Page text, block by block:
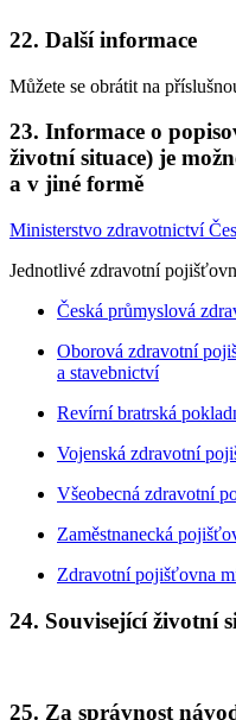
22. Další informace
Můžete se obrátit na
23. Informace o
životní situace) je
a v jiné formě
Ministerstvo zdravotnictví
Jednotlivé zdravotní
Česká průmyslová
Oborová zdravotní
a stavebnictví
Revírní bratrská
Vojenská zdravotní
Všeobecná zdravotní
Zaměstnanecká
Zdravotní pojišťovna
24. Související životní
25. Za správnost